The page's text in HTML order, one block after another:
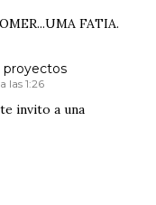
FATIA.
proyectos
las 1:26
invito a una